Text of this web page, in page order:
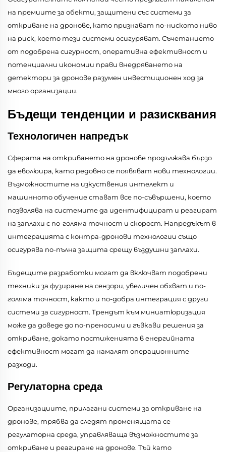
на премиите за обекти, защитени със системи за
откриване на дронове, като признават по-ниското ниво
на риск, което тези системи осигуряват. Съчетанието
от подобрена сигурност, оперативна ефективност и
потенциални икономии прави внедряването на
детектори за дронове разумен инвестиционен ход за
много организации.
Бъдещи тенденции и разисквания
Технологичен напредък
Сферата на откриването на дронове продължава бързо
да еволюира, като редовно се появяват нови технологии.
Възможностите на изкуствения интелект и
машинното обучение стават все по-съвършени, което
позволява на системите да идентифицират и реагират
на заплахи с по-голяма точност и скорост. Напредъкът в
интеграцията с контра-дронови технологии също
осигурява по-пълна защита срещу въздушни заплахи.
Бъдещите разработки могат да включват подобрени
техники за фузиране на сензори, увеличен обхват и по-
голяма точност, както и по-добра интеграция с други
системи за сигурност. Трендът към миниатюризация
може да доведе до по-преносими и гъвкави решения за
откриване, докато постиженията в енергийната
ефективност могат да намалят операционните
разходи.
Регулаторна среда
Организациите, прилагани системи за откриване на
дронове, трябва да следят променящата се
регулаторна среда, управляваща възможностите за
откриване и реагиране на дронове. Тъй като